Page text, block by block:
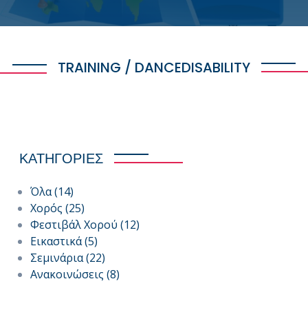
TRAINING / DANCEDISABILITY
ΚΑΤΗΓΟΡΙΕΣ
Όλα(14)
Χορός (25)
Φεστιβάλ Χορού (12)
Εικαστικά(5)
Σεμινάρια(22)
Ανακοινώσεις (8)